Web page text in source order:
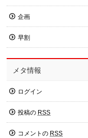
企画
早割
メタ情報
ログイン
投稿の RSS
コメントの RSS